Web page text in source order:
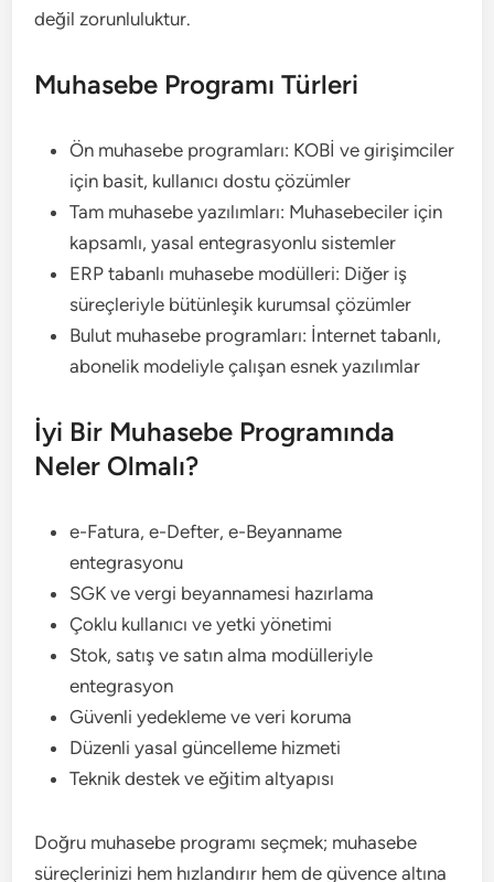
değil zorunluluktur.
Muhasebe Programı Türleri
Ön muhasebe programları: KOBİ ve girişimciler
için basit, kullanıcı dostu çözümler
Tam muhasebe yazılımları: Muhasebeciler için
kapsamlı, yasal entegrasyonlu sistemler
ERP tabanlı muhasebe modülleri: Diğer iş
süreçleriyle bütünleşik kurumsal çözümler
Bulut muhasebe programları: İnternet tabanlı,
abonelik modeliyle çalışan esnek yazılımlar
İyi Bir Muhasebe Programında
Neler Olmalı?
e-Fatura, e-Defter, e-Beyanname
entegrasyonu
SGK ve vergi beyannamesi hazırlama
Çoklu kullanıcı ve yetki yönetimi
Stok, satış ve satın alma modülleriyle
entegrasyon
Güvenli yedekleme ve veri koruma
Düzenli yasal güncelleme hizmeti
Teknik destek ve eğitim altyapısı
Doğru muhasebe programı seçmek; muhasebe
süreçlerinizi hem hızlandırır hem de güvence altına